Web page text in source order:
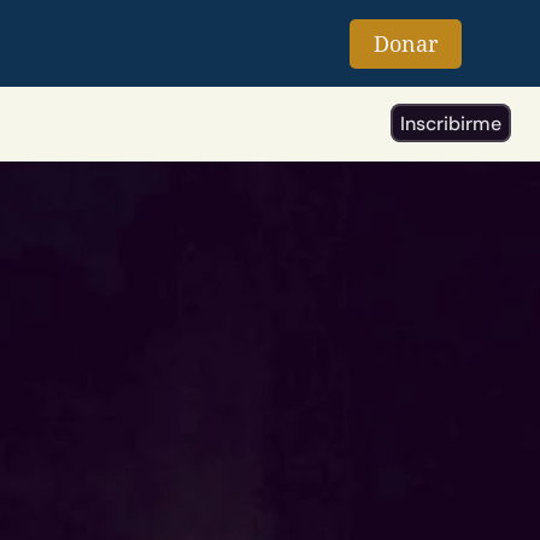
Donar
Inscribirme